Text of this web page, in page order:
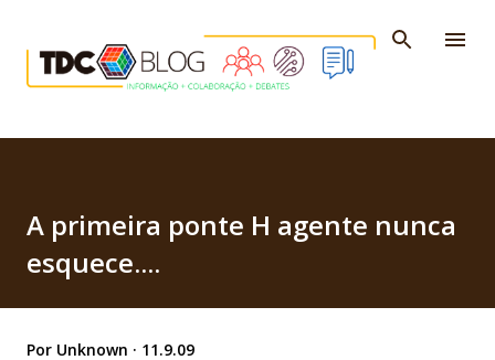
A primeira ponte H agente nunca
esquece....
Por Unknown 11.9.09